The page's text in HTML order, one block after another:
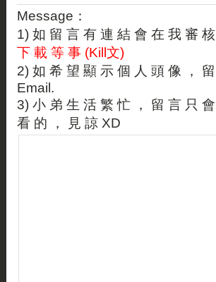
Message：
1) 如 留 言 有 連 結 會 在 我 審
下 載 等 事 (Kill文)
2) 如 希 望 顯 示 個 人 頭 像 ，
Email.
3) 小 弟 生 活 繁 忙 ， 留 言 只
看 的 ， 見 諒 XD